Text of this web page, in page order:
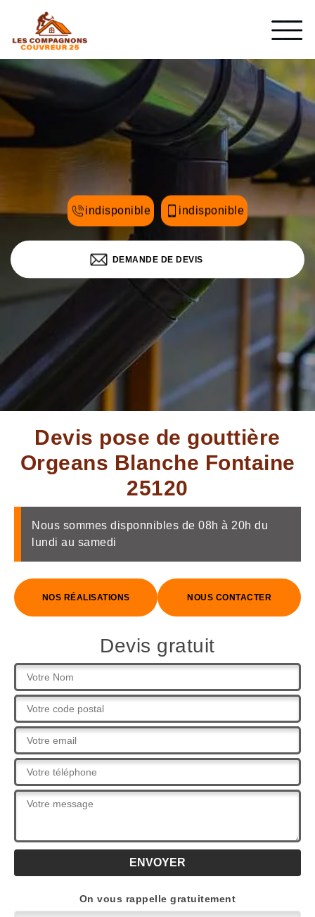
indisponible indisponible
DEMANDE DE DEVIS
Devis pose de gouttière
Orgeans Blanche Fontaine
25120
Nous sommes disponnibles de 08h à 20h du
lundi au samedi
NOS RÉALISATIONS NOUS CONTACTER
Devis gratuit
On vous rappelle gratuitement